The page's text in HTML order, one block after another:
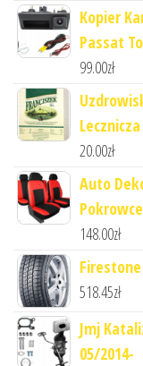
Kopier
Passat
99.00zł
Lecznicza
20.00zł
Auto
148.00zł
518.45zł
Jmj
05/2014-